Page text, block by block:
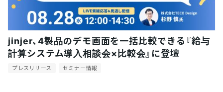
jinjer、4製品のデモ画面を一括比較できる『給与
計算システム導入相談会×比較会』に登壇
プレスリリース セミナー情報